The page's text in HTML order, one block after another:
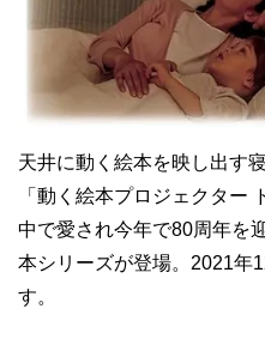
天井に動く絵本を映し出す
「動く絵本プロジェクター
中で愛され今年で80周年を
本シリーズが登場。2021年
す。